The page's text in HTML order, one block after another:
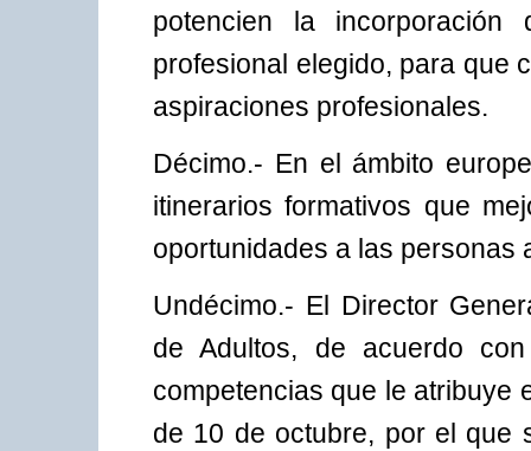
potencien la
profesional elegido, para que
aspiraciones profesionales.
Décimo.- En el ámbito
itinerarios formativos que
oportunidades a las personas
Undécimo.- El Director
de Adultos, de acuerdo
competencias que le atribuye
de 10 de octubre, por el que